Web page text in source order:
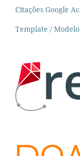
Citações Google
Template /